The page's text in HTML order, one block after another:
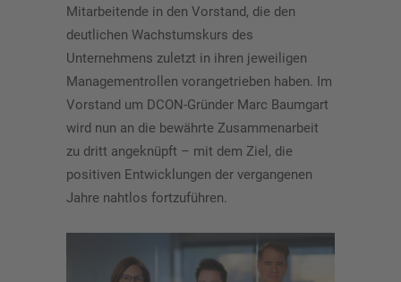
Mitarbeitende in den Vorstand, die den
deutlichen Wachstumskurs des
Unternehmens zuletzt in ihren jeweiligen
Managementrollen vorangetrieben haben. Im
Vorstand um DCON-Gründer Marc Baumgart
wird nun an die bewährte Zusammenarbeit
zu dritt angeknüpft – mit dem Ziel, die
positiven Entwicklungen der vergangenen
Jahre nahtlos fortzuführen.